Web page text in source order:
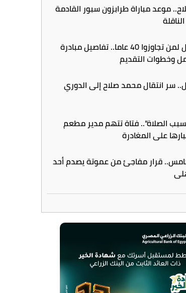
موعد مباراة طرابزون سبور القادمة
فرص عمل لمن تجاوزوا 40 عاما.. تفاصيل مبادرة
وخطوات التقديم
سر انتقال محمد صلاح إلى الدوري
الصلاة".. فتاة تتهم مدير مطعم
على المغادرة
قرار مفاجئ من عموتة يصدم أحد